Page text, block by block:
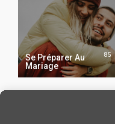
Se Préparer Au
Mariage
85